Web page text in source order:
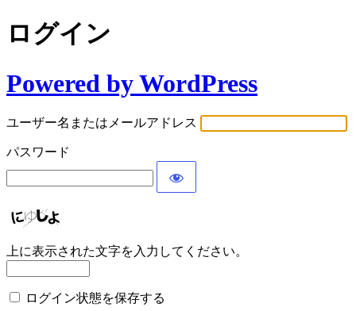
ログイン
Powered by WordPress
ユーザー名またはメールアドレス
パスワード
上に表示された文字を入力してください。
ログイン状態を保存する